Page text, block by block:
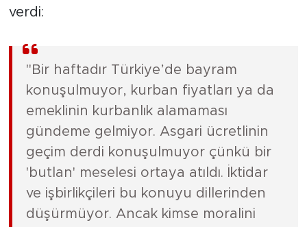
verdi:
"Bir haftadır Türkiye’de bayram
konuşulmuyor, kurban fiyatları ya da
emeklinin kurbanlık alamaması
gündeme gelmiyor. Asgari ücretlinin
geçim derdi konuşulmuyor çünkü bir
'butlan' meselesi ortaya atıldı. İktidar
ve işbirlikçileri bu konuyu dillerinden
düşürmüyor. Ancak kimse moralini